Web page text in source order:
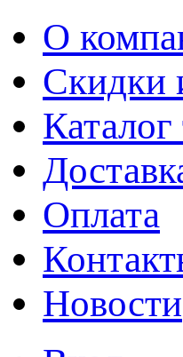
О
Скидки
Каталог
Оплата
Новости